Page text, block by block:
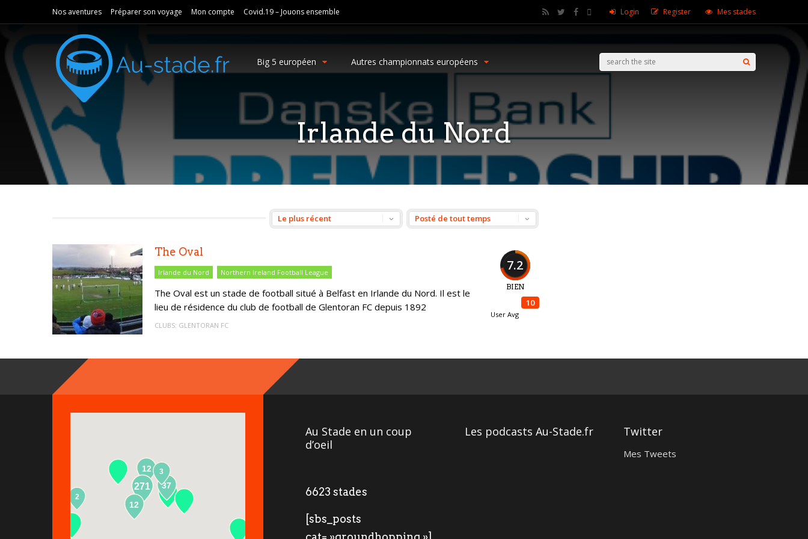
Nos aventures Préparer son voyage Mon compte Covid.19 – Jouons ensemble Login Register Mes stades
Big 5 européen Autres championnats européens
Irlande du Nord
7.2
BIEN
10
User Avg
The Oval
Irlande du Nord Northern Ireland Football League
The Oval est un stade de football situé à Belfast en Irlande du Nord. Il est le
lieu de résidence du club de football de Glentoran FC depuis 1892
CLUBS: GLENTORAN FC
12
271 37
2
12
3
Au Stade en un coup
d’oeil
6623 stades
[sbs_posts
Les podcasts Au-Stade.fr Twitter
Mes Tweets